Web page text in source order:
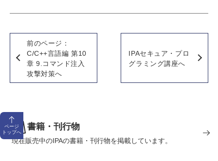
前のページ：
C/C++言語編 第10
章 9.コマンド注入
攻撃対策へ
IPAセキュア・プロ
グラミング講座へ
ページ
トップへ
書籍・刊行物
現在販売中のIPAの書籍・刊行物を掲載しています。